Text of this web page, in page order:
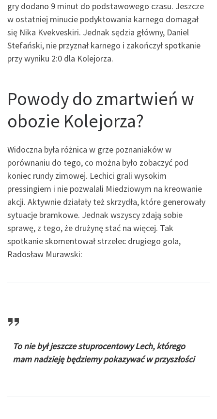
gry dodano 9 minut do podstawowego czasu. Jeszcze
w ostatniej minucie podyktowania karnego domagał
się Nika Kvekveskiri. Jednak sędzia główny, Daniel
Stefański, nie przyznał karnego i zakończył spotkanie
przy wyniku 2:0 dla Kolejorza.
Powody do zmartwień w
obozie Kolejorza?
Widoczna była różnica w grze poznaniaków w
porównaniu do tego, co można było zobaczyć pod
koniec rundy zimowej. Lechici grali wysokim
pressingiem i nie pozwalali Miedziowym na kreowanie
akcji. Aktywnie działały też skrzydła, które generowały
sytuacje bramkowe. Jednak wszyscy zdają sobie
sprawę, z tego, że drużynę stać na więcej. Tak
spotkanie skomentował strzelec drugiego gola,
Radosław Murawski:
To nie był jeszcze stuprocentowy Lech, którego
mam nadzieję będziemy pokazywać w przyszłości